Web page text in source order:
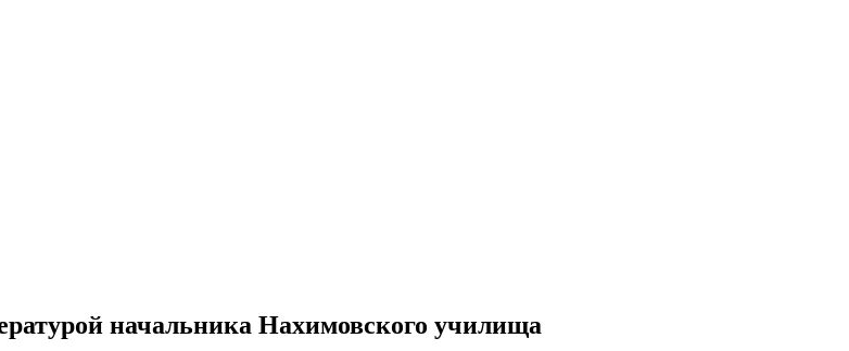
начальника Нахимовского училища